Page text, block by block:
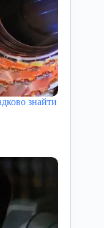
знайти